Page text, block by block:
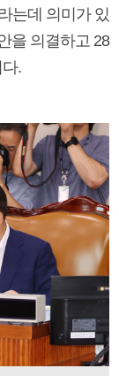
는데 의미가 있
을 의결하고 28
.